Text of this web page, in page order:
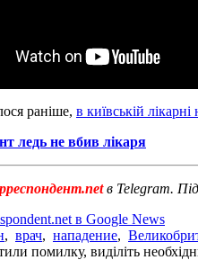
раніше, в київській
ледь не вбив лікаря
в Telegram.
в Google News
, врач, нападение,
помилку, виділіть